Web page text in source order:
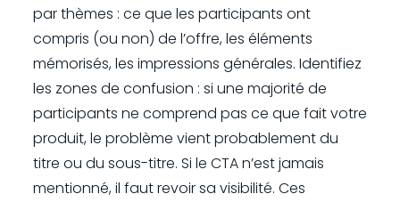
par thèmes : ce que les participants ont
compris (ou non) de l’offre, les éléments
mémorisés, les impressions générales. Identifiez
les zones de confusion : si une majorité de
participants ne comprend pas ce que fait votre
produit, le problème vient probablement du
titre ou du sous-titre. Si le CTA n’est jamais
mentionné, il faut revoir sa visibilité. Ces